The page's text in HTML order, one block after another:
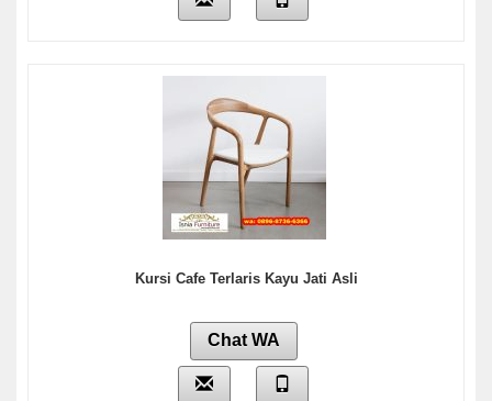
Kursi Cafe Terlaris Kayu Jati Asli
Chat WA